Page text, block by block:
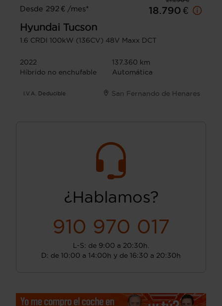
Desde 292 € /mes*
18.790 €
Hyundai Tucson
1.6 CRDI 100kW (136CV) 48V Maxx DCT
2022
137.360 km
Híbrido no enchufable
Automática
I.V.A. Deducible San Fernando de Henares
¿Hablamos?
910 970 017
L-S: de 9:00 a 20:30h.
D: de 10:00 a 14:00h y de 16:30 a 20:30h